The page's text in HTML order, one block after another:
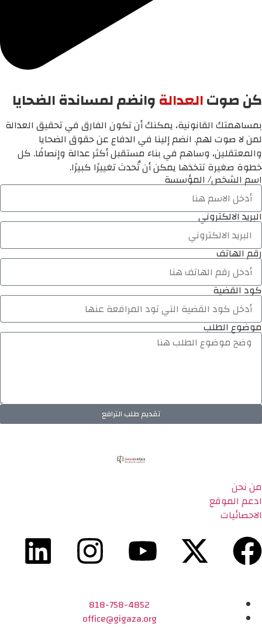
كن صوتالعدالةوانضم لمساندة الضحايا
بمساهمتك القانونية، يمكنك أن تكون الفارق في تحقيق العدالة
لمن لا صوت لهم. انضم إلينا في الدفاع عن حقوق الضحايا
والمعتقلين، وساهم في بناء مستقبل أكثر عدالة وإنصافًا. كل
خطوة صغيرة تتخذها يمكن أن تُحدث تغييرًا كبيرًا.
اسم الشخص/ المؤسسة
البريد الالكتروني
رقم الهاتف
كود القضية
موضوع الطلب
تقديم طلب الترافع
من نحن
ادعم الموقع
الاحصائيات
818-758-4852
office@gigaza.org